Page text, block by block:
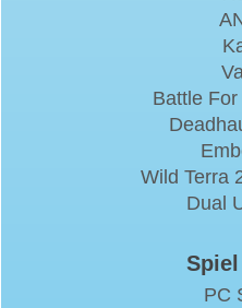
Battle
Wild Terra
Dual
PC